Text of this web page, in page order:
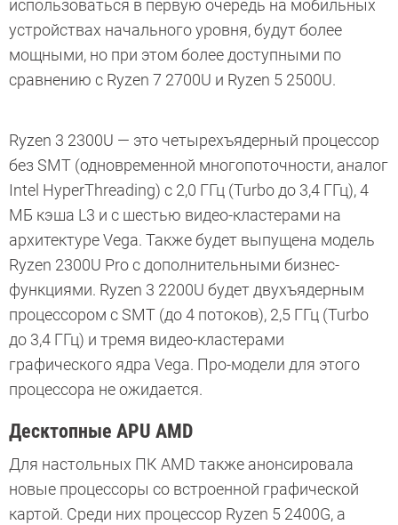
использоваться в первую очередь на мобильных
устройствах начального уровня, будут более
мощными, но при этом более доступными по
сравнению с Ryzen 7 2700U и Ryzen 5 2500U.
Ryzen 3 2300U — это четырехъядерный процессор
без SMT (одновременной многопоточности, аналог
Intel HyperThreading) с 2,0 ГГц (Turbo до 3,4 ГГц), 4
МБ кэша L3 и с шестью видео-кластерами на
архитектуре Vega. Также будет выпущена модель
Ryzen 2300U Pro с дополнительными бизнес-
функциями. Ryzen 3 2200U будет двухъядерным
процессором с SMT (до 4 потоков), 2,5 ГГц (Turbo
до 3,4 ГГц) и тремя видео-кластерами
графического ядра Vega. Про-модели для этого
процессора не ожидается.
Десктопные APU AMD
Для настольных ПК AMD также анонсировала
новые процессоры со встроенной графической
картой. Среди них процессор Ryzen 5 2400G, а